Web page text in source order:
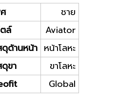
ชาย
ล์
Aviator
ด้านหน้า หน้าโลหะ
ขา
ขาโลหะ
Global